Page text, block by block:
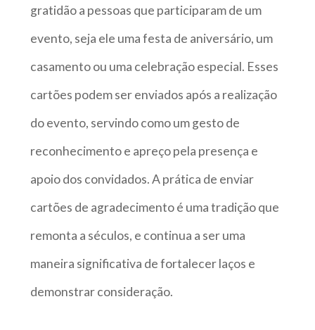
gratidão a pessoas que participaram de um
evento, seja ele uma festa de aniversário, um
casamento ou uma celebração especial. Esses
cartões podem ser enviados após a realização
do evento, servindo como um gesto de
reconhecimento e apreço pela presença e
apoio dos convidados. A prática de enviar
cartões de agradecimento é uma tradição que
remonta a séculos, e continua a ser uma
maneira significativa de fortalecer laços e
demonstrar consideração.